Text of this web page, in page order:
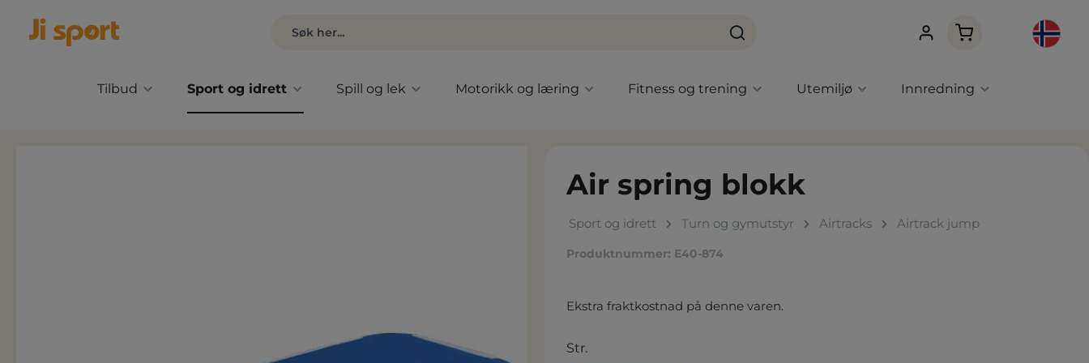
Handlekurven
Tilbud Sport og idrett Spill og lek Motorikk og læring Fitness og trening Utemiljø Innredning
Air spring blokk
Sport og idrett Turn og gymutstyr Airtracks Airtrack jump
Produktnummer: E40-874
Ekstra fraktkostnad på denne varen.
Velg
Str.